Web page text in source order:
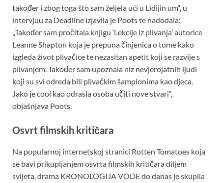
također i zbog toga što sam željela ući u Lidijin um“, u
intervjuu za Deadline izjavila je Poots te nadodala:
„Također sam pročitala knjigu ‘Lekcije iz plivanja’ autorice
Leanne Shapton koja je prepuna činjenica o tome kako
izgleda život plivačice te nezasitan apetit koji se razvije s
plivanjem. Također sam upoznala niz nevjerojatnih ljudi
koji su svi odreda bili plivačkim šampionima kao djeca.
Jako je cool kao odrasla osoba učiti nove stvari“,
objašnjava Poots.
Osvrt filmskih kritičara
Na popularnoj internetskoj stranici Rotten Tomatoes koja
se bavi prikupljanjem osvrta filmskih kritičara diljem
svijeta, drama KRONOLOGIJA VODE do danas je skupila